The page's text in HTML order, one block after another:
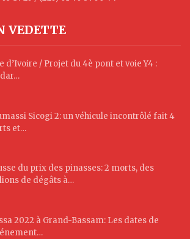
VEDETTE
d’Ivoire / Projet du 4è pont et voie Y4 :
Sicogi 2: un véhicule incontrôlé fait 4
et…
du prix des pinasses: 2 morts, des
de dégâts à…
2022 à Grand-Bassam: Les dates de